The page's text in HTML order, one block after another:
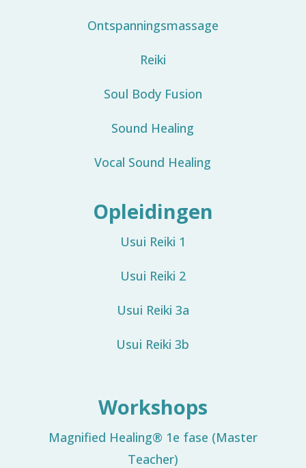
Ontspanningsmassage
Reiki
Soul Body Fusion
Sound Healing
Vocal Sound Healing
Opleidingen
Usui Reiki 1
Usui Reiki 2
Usui Reiki 3a
Usui Reiki 3b
Workshops
Magnified Healing® 1e fase (Master
Teacher)